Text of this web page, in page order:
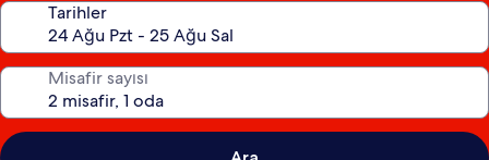
Tarihler
Misafir sayısı